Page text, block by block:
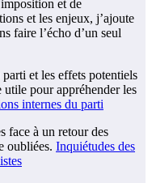
et de
et les enjeux, j’ajoute
faire l’écho d’un seul
et les effets potentiels
pour appréhender les
internes du parti
face à un retour des
oubliées. Inquiétudes des